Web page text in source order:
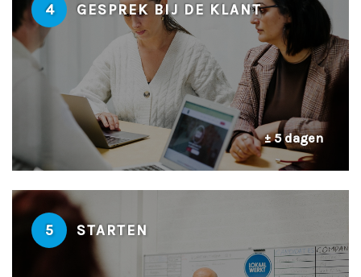
4 GESPREK BIJ DE KLANT
± 5 dagen
5 STARTEN